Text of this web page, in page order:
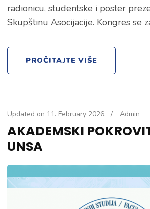
radionicu, studentske i poster
Skupštinu Asocijacije. Kongres se
PROČITAJTE VIŠE
Updated on 11. February 2026. / Admin
AKADEMSKI
UNSA